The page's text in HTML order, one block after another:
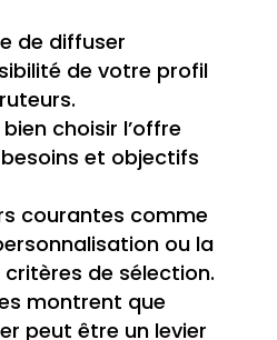
de diffuser
de votre profil
choisir l’offre
et objectifs
courantes comme
ou la
de sélection.
montrent que
peut être un levier